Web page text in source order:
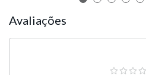
Avaliações